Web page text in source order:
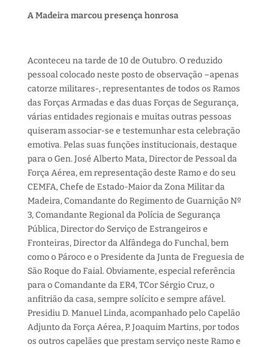
A Madeira marcou presença honrosa
Aconteceu na tarde de 10 de Outubro. O reduzido
pessoal colocado neste posto de observação –apenas
catorze militares-, representantes de todos os Ramos
das Forças Armadas e das duas Forças de Segurança,
várias entidades regionais e muitas outras pessoas
quiseram associar-se e testemunhar esta celebração
emotiva. Pelas suas funções institucionais, destaque
para o Gen. José Alberto Mata, Director de Pessoal da
Força Aérea, em representação deste Ramo e do seu
CEMFA, Chefe de Estado-Maior da Zona Militar da
Madeira, Comandante do Regimento de Guarnição Nº
3, Comandante Regional da Polícia de Segurança
Pública, Director do Serviço de Estrangeiros e
Fronteiras, Director da Alfândega do Funchal, bem
como o Pároco e o Presidente da Junta de Freguesia de
São Roque do Faial. Obviamente, especial referência
para o Comandante da ER4, TCor Sérgio Cruz, o
anfitrião da casa, sempre solícito e sempre afável.
Presidiu D. Manuel Linda, acompanhado pelo Capelão
Adjunto da Força Aérea, P. Joaquim Martins, por todos
os outros capelães que prestam serviço neste Ramo e